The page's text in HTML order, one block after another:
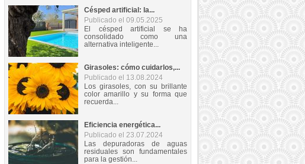
Césped artificial: la...
Publicado el 09.05.2025
El césped artificial se ha
consolidado como una
alternativa inteligente...
Girasoles: cómo cuidarlos,...
Publicado el 13.08.2024
Los girasoles, con su brillante
color amarillo y su forma que
recuerda...
Eficiencia energética...
Publicado el 23.07.2024
Las depuradoras de aguas
residuales son fundamentales
para la gestión...